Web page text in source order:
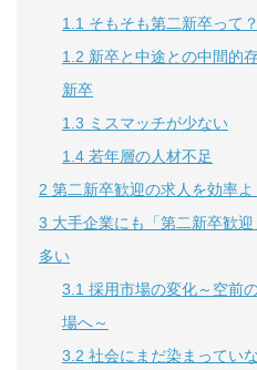
1.1 そもそも第二新卒って？
1.2 新卒と中途との中間的
新卒
1.3 ミスマッチが少ない
1.4 若年層の人材不足
2 第二新卒歓迎の求人を効率
3 大手企業にも「第二新卒歓
多い
3.1 採用市場の変化～空前
場へ～
3.2 社会にまだ染まってい